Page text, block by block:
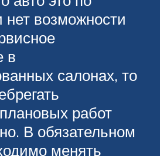
возможности
в
салонах, то
работ
В обязательном
менять